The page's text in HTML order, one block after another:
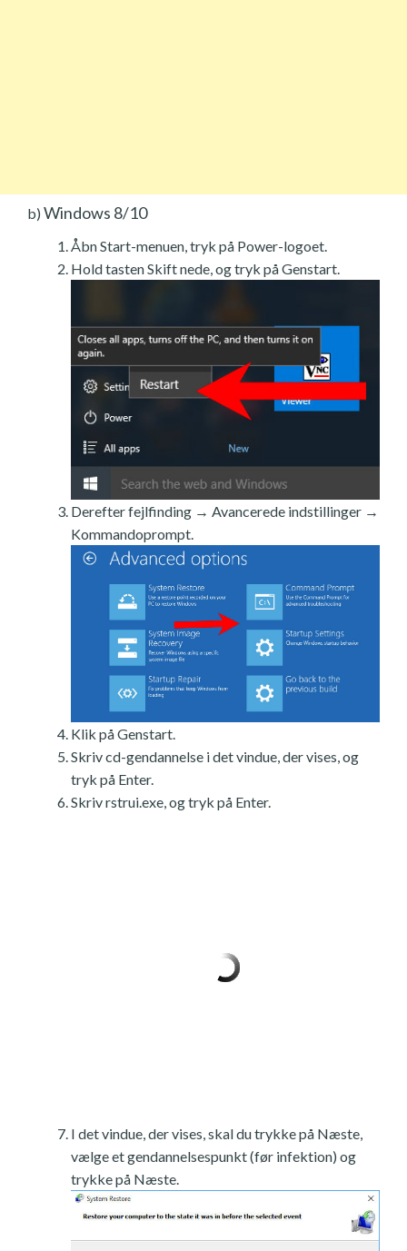
b) Windows 8/10
Åbn Start-menuen, tryk på Power-logoet.
Hold tasten Skift nede, og tryk på Genstart.
Derefter fejlfinding → Avancerede indstillinger →
Kommandoprompt.
Klik på Genstart.
Skriv cd-gendannelse i det vindue, der vises, og
tryk på Enter.
Skriv rstrui.exe, og tryk på Enter.
I det vindue, der vises, skal du trykke på Næste,
vælge et gendannelsespunkt (før infektion) og
trykke på Næste.